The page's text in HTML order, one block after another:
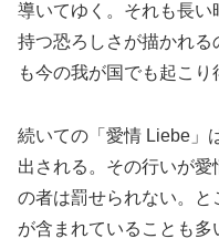
導いてゆく。それも長
持つ恐ろしさが描かれ
も今の我が国でも起こり
続いての「愛情 Liebe」
出される。その行いが
の者は罰せられない。
が含まれていることも多